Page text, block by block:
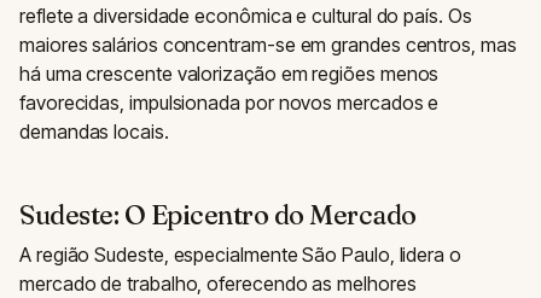
reflete a diversidade econômica e cultural do país. Os
maiores salários concentram-se em grandes centros, mas
há uma crescente valorização em regiões menos
favorecidas, impulsionada por novos mercados e
demandas locais.
Sudeste: O Epicentro do Mercado
A região Sudeste, especialmente São Paulo, lidera o
mercado de trabalho, oferecendo as melhores